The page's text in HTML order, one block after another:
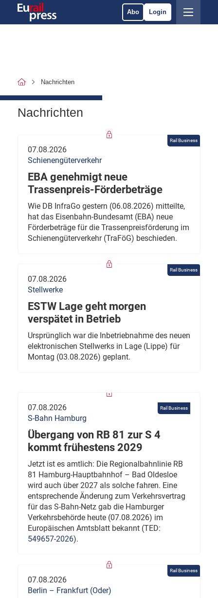
Abo Login
Nachrichten
Nachrichten
Rail Business
07.08.2026
Schienengüterverkehr
EBA genehmigt neue
Trassenpreis-Förderbeträge
Wie DB InfraGo gestern (06.08.2026) mitteilte,
hat das Eisenbahn-Bundesamt (EBA) neue
Förderbeträge für die Trassenpreisförderung im
Schienengüterverkehr (TraFöG) beschieden.
Rail Business
07.08.2026
Stellwerke
ESTW Lage geht morgen
verspätet in Betrieb
Ursprünglich war die Inbetriebnahme des neuen
elektronischen Stellwerks in Lage (Lippe) für
Montag (03.08.2026) geplant.
Rail Business
07.08.2026
S-Bahn Hamburg
Übergang von RB 81 zur S 4
kommt frühestens 2029
Jetzt ist es amtlich: Die Regionalbahnlinie RB
81 Hamburg-Hauptbahnhof – Bad Oldesloe
wird auch über 2027 als solche fahren. Eine
entsprechende Änderung zum Verkehrsvertrag
für das S-Bahn-Netz gab die Hamburger
Verkehrsbehörde heute (07.08.2026) im
Europäischen Amtsblatt bekannt (TED:
549657-2026).
Rail Business
07.08.2026
Berlin – Frankfurt (Oder)